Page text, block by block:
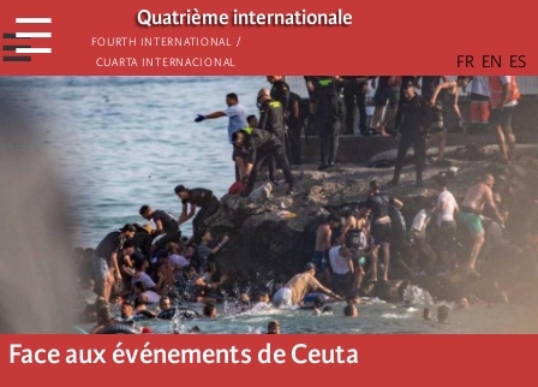
Aller
au
contenu
principal
Quatrième internationale
Fourth International /
Cuarta Internacional
☰
☰
Face aux événements de Ceuta